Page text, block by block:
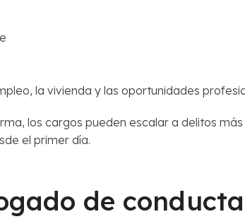
la vivienda y las oportunidades
los cargos pueden escalar a delitos
el primer día.
de